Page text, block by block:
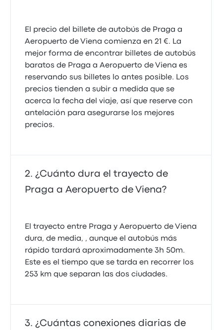
El precio del billete de autobús de Praga a
Aeropuerto de Viena comienza en 21 €. La
mejor forma de encontrar billetes de autobús
baratos de Praga a Aeropuerto de Viena es
reservando sus billetes lo antes posible. Los
precios tienden a subir a medida que se
acerca la fecha del viaje, así que reserve con
antelación para asegurarse los mejores
precios.
¿Cuánto dura el trayecto de
Praga a Aeropuerto de Viena?
El trayecto entre Praga y Aeropuerto de Viena
dura, de media, , aunque el autobús más
rápido tardará aproximadamente 3h 50m.
Este es el tiempo que se tarda en recorrer los
253 km que separan las dos ciudades.
¿Cuántas conexiones diarias de